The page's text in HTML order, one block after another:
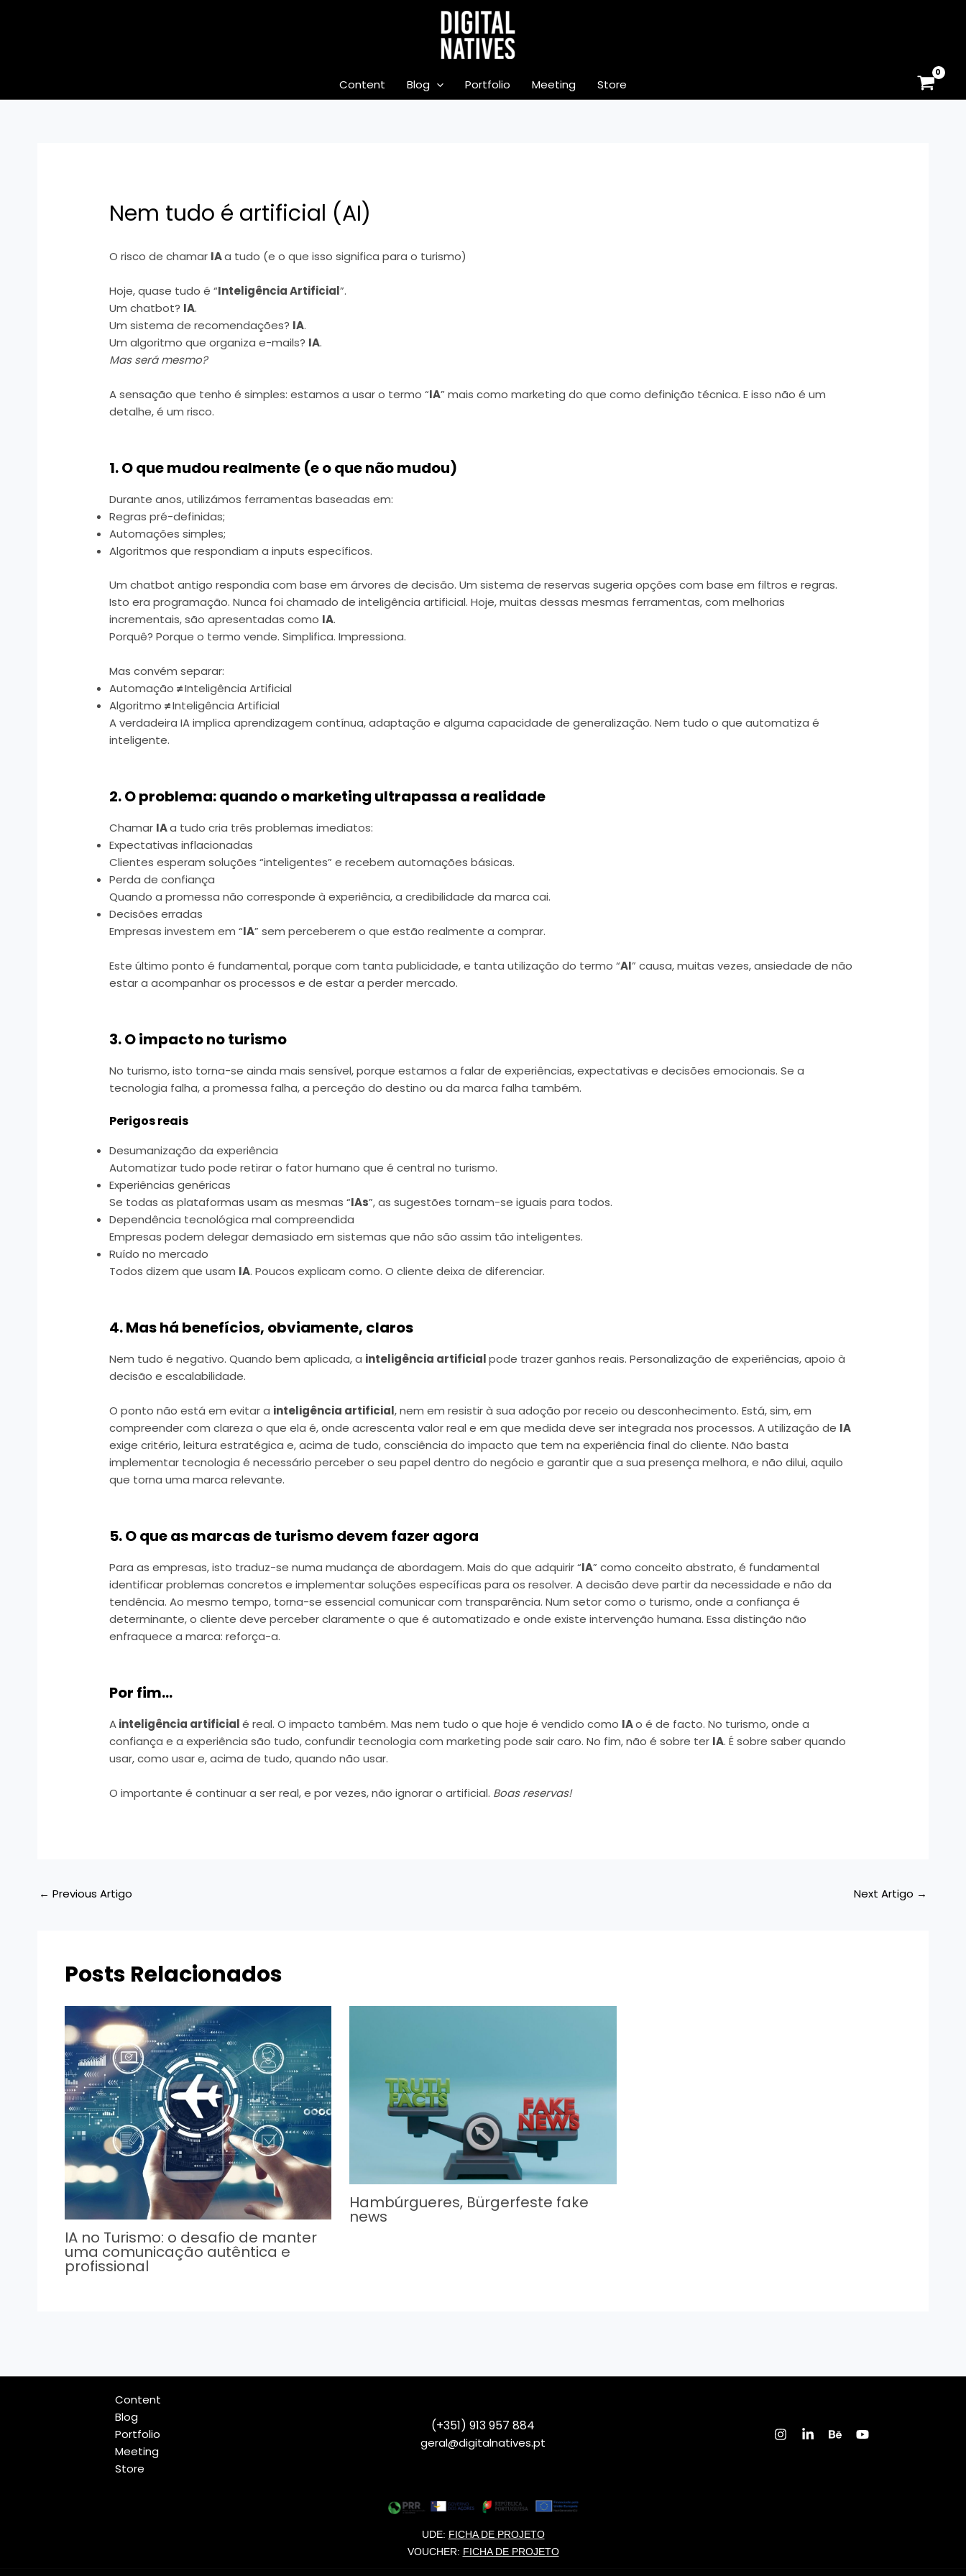
Content Blog Portfolio Meeting Store
Nem tudo é artificial (AI)
O risco de chamar IAa tudo (e o que isso significa para o turismo)
Hoje, quase tudo é “Inteligência Artificial”.
Um chatbot? IA.
Um sistema de recomendações? IA.
Um algoritmo que organiza e-mails? IA.
Mas será mesmo?
A sensação que tenho é simples: estamos a usar o termo “IA” mais como marketing do que como definição técnica. E isso não é um
detalhe, é um risco.
1. O que mudou realmente (e o que não mudou)
Durante anos, utilizámos ferramentas baseadas em:
Regras pré-definidas;
Automações simples;
Algoritmos que respondiam a inputs específicos.
Um chatbot antigo respondia com base em árvores de decisão. Um sistema de reservas sugeria opções com base em filtros e regras.
Isto era programação. Nunca foi chamado de inteligência artificial. Hoje, muitas dessas mesmas ferramentas, com melhorias
incrementais, são apresentadas como IA.
Porquê? Porque o termo vende. Simplifica. Impressiona.
Mas convém separar:
Automação≠Inteligência Artificial
Algoritmo≠Inteligência Artificial
A verdadeira IA implica aprendizagem contínua, adaptação e alguma capacidade de generalização. Nem tudo o que automatiza é
inteligente.
2. O problema: quando o marketing ultrapassa a realidade
Chamar IAa tudo cria três problemas imediatos:
Expectativas inflacionadas
Clientes esperam soluções “inteligentes” e recebem automações básicas.
Perda de confiança
Quando a promessa não corresponde à experiência, a credibilidade da marca cai.
Decisões erradas
Empresas investem em “IA” sem perceberem o que estão realmente a comprar.
Este último ponto é fundamental, porque com tanta publicidade, e tanta utilização do termo “AI” causa, muitas vezes, ansiedade de não
estar a acompanhar os processos e de estar a perder mercado.
3. O impacto no turismo
No turismo, isto torna-se ainda mais sensível, porque estamos a falar de experiências, expectativas e decisões emocionais. Se a
tecnologia falha, a promessa falha, a perceção do destino ou da marca falha também.
Perigos reais
Desumanização da experiência
Automatizar tudo pode retirar o fator humano que é central no turismo.
Experiências genéricas
Se todas as plataformas usam as mesmas “IAs”, as sugestões tornam-se iguais para todos.
Dependência tecnológica mal compreendida
Empresas podem delegar demasiado em sistemas que não são assim tão inteligentes.
Ruído no mercado
Todos dizem que usam IA. Poucos explicam como. O cliente deixa de diferenciar.
4. Mas há benefícios, obviamente, claros
Nem tudo é negativo. Quando bem aplicada, a inteligência artificialpode trazer ganhos reais. Personalização de experiências, apoio à
decisão e escalabilidade.
O ponto não está em evitar a inteligência artificial, nem em resistir à sua adoção por receio ou desconhecimento. Está, sim, em
compreender com clareza o que ela é, onde acrescenta valor real e em que medida deve ser integrada nos processos. A utilização de IA
exige critério, leitura estratégica e, acima de tudo, consciência do impacto que tem na experiência final do cliente. Não basta
implementar tecnologia é necessário perceber o seu papel dentro do negócio e garantir que a sua presença melhora, e não dilui, aquilo
que torna uma marca relevante.
5. O que as marcas de turismo devem fazer agora
Para as empresas, isto traduz-se numa mudança de abordagem. Mais do que adquirir “IA” como conceito abstrato, é fundamental
identificar problemas concretos e implementar soluções específicas para os resolver. A decisão deve partir da necessidade e não da
tendência. Ao mesmo tempo, torna-se essencial comunicar com transparência. Num setor como o turismo, onde a confiança é
determinante, o cliente deve perceber claramente o que é automatizado e onde existe intervenção humana. Essa distinção não
enfraquece a marca: reforça-a.
Por fim…
Ainteligência artificialé real. O impacto também. Mas nem tudo o que hoje é vendido como IAo é de facto. No turismo, onde a
confiança e a experiência são tudo, confundir tecnologia com marketing pode sair caro. No fim, não é sobre ter IA. É sobre saber quando
usar, como usar e, acima de tudo, quando não usar.
O importante é continuar a ser real, e por vezes, não ignorar o artificial. Boas reservas!
← Previous Artigo Next Artigo →
Posts Relacionados
IA no Turismo: o desafio de manter
uma comunicação autêntica e
profissional
Hambúrgueres, Bürgerfeste fake
news
Content
Blog
Portfolio
Meeting
Store
(+351) 913 957 884
geral@digitalnatives.pt
UDE: FICHA DE PROJETO
VOUCHER: FICHA DE PROJETO